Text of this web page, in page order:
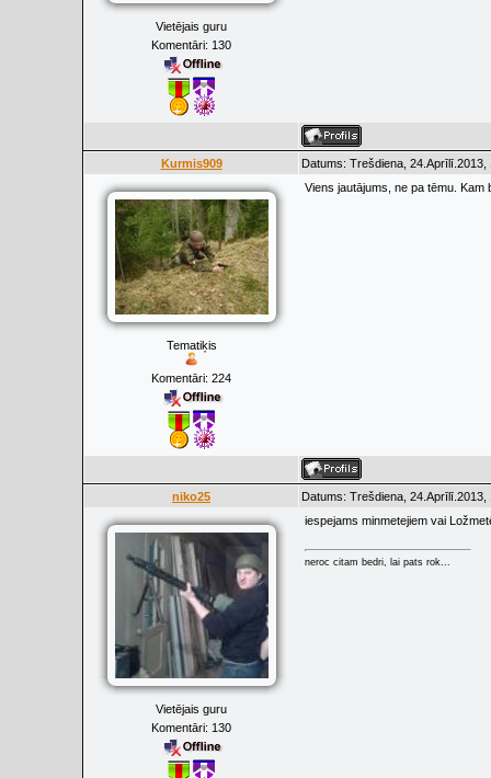
Vietējais guru
Komentāri: 130
Kurmis909 Datums: Trešdiena,
Tematiķis
Komentāri: 224
Viens jautājums, ne pa tēmu.
niko25 Datums: Trešdiena,
Vietējais guru
Komentāri: 130
iespejams minmetejiem vai
neroc citam bedri, lai pats rok...